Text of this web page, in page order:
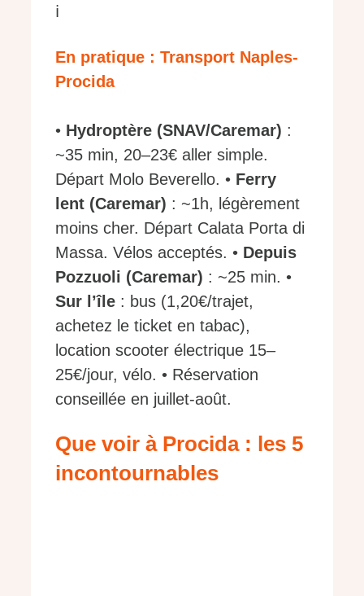
ℹ️
En pratique : Transport Naples-
Procida
• Hydroptère (SNAV/Caremar) :
~35 min, 20–23€ aller simple.
Départ Molo Beverello. • Ferry
lent (Caremar) : ~1h, légèrement
moins cher. Départ Calata Porta di
Massa. Vélos acceptés. • Depuis
Pozzuoli (Caremar) : ~25 min. •
Sur l’île : bus (1,20€/trajet,
achetez le ticket en tabac),
location scooter électrique 15–
25€/jour, vélo. • Réservation
conseillée en juillet-août.
Que voir à Procida : les 5
incontournables